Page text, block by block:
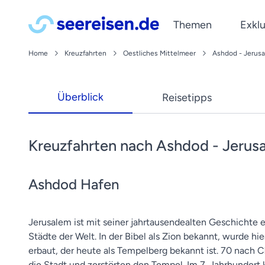
Themen
Kreuzfahrten mit Flug
Wellnesskreuzfahrten
Phoenix Reisen
Plantours
VIVA Cruises
Kanaren
Orient
Reiseberichte
News
werden lassen!
Home Kreuzfahrten Oestliches Mittelmeer Ashdod -
Überblick Reisetipps
Kreuzfahrten nach Ashdod -
Ashdod Hafen
Jerusalem ist mit seiner jahrtausendealten Geschichte
Städte der Welt. In der Bibel als Zion bekannt, wurde
erbaut, der heute als Tempelberg bekannt ist. 70 nach